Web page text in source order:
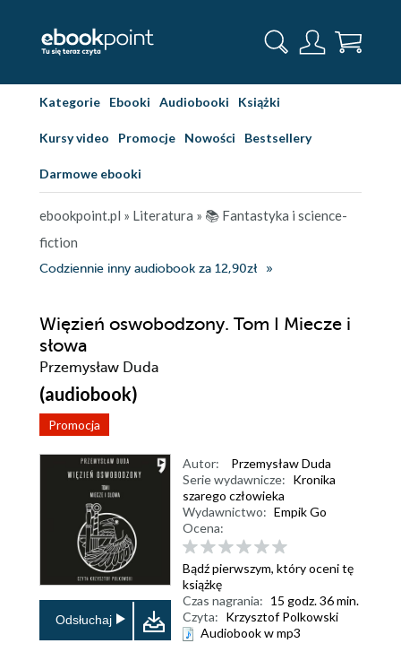
Kategorie Ebooki Audiobooki Książki
Kursy video Promocje Nowości Bestsellery
Darmowe ebooki
ebookpoint.pl » Literatura » 📚 Fantastyka i science-
fiction
Codziennie inny audiobook za 12,90zł
Więzień oswobodzony. Tom I Miecze i
słowa
Przemysław Duda
(audiobook)
Promocja
Odsłuchaj
Autor:
Przemysław Duda
Serie wydawnicze: Kronika
szarego człowieka
Wydawnictwo: Empik Go
Ocena:
Bądź pierwszym, który oceni tę
książkę
Czas nagrania: 15 godz. 36 min.
Czyta: Krzysztof Polkowski
Audiobook w mp3